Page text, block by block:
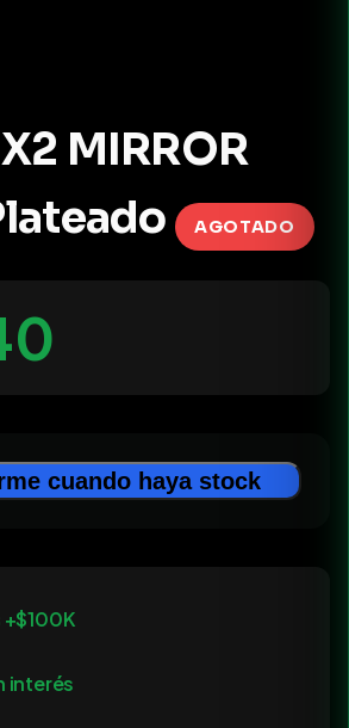
MIRROR
AGOTADO
cuando haya stock
interés